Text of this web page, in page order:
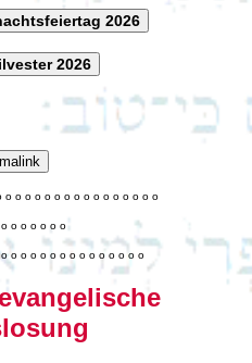
2026
2026
o o o o o o o o o o o o o o o o
o o o o o o o
o o o o o o o o o o o o o o o